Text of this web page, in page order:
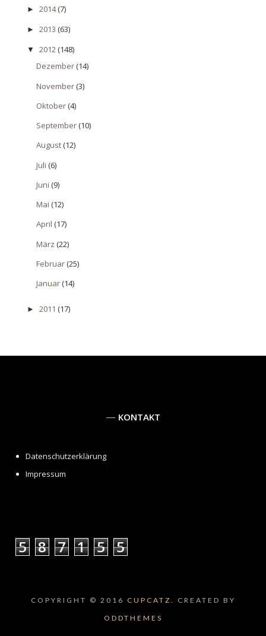
► 2014(7)
► 2013 (63)
▼ 2012(148)
Dezember(14)
November(3)
Oktober(4)
September(10)
August(12)
Juli (6)
Juni (9)
Mai (12)
April (17)
März (22)
Februar(25)
Januar(14)
► 2011 (17)
KONTAKT
Datenschutzerklärung
Impressum
5 8 7 1 5 5
COPYRIGHT © 2016 CUPCATZ.
CREATED BY
ODDTHEMES